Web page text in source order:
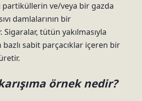
partiküllerin ve/veya bir gazda
damlalarının bir
tütün yakılmasıyla
sabit parçacıklar içeren bir
örnek nedir?